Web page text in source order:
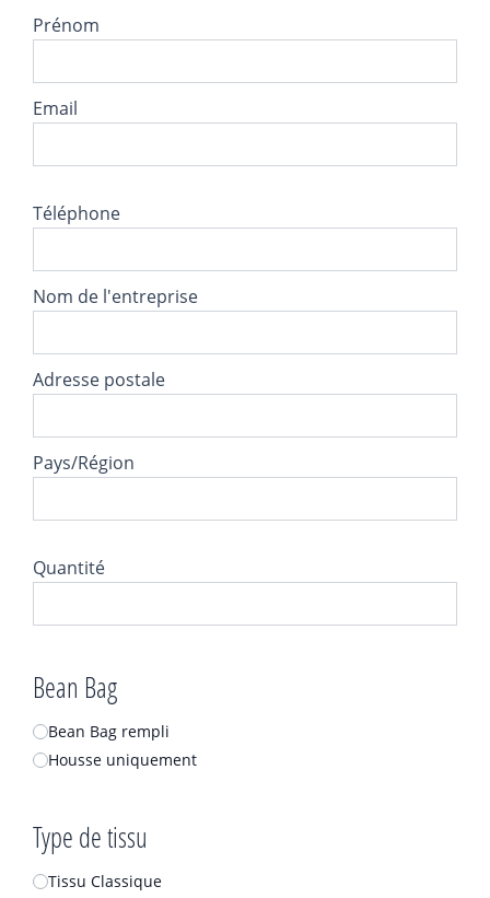
Prénom
Email
Téléphone
Nom de l'entreprise
Adresse postale
Pays/Région
Quantité
Bean Bag
Bean Bag rempli
Housse uniquement
Type de tissu
Tissu Classique